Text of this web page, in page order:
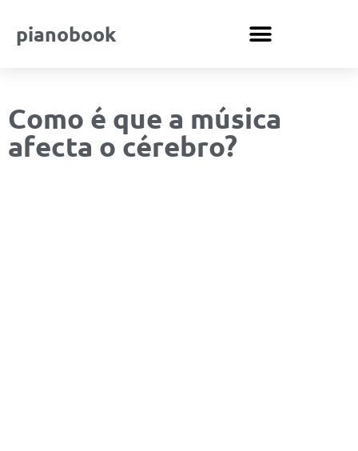
pianobook
Como é que a música
afecta o cérebro?